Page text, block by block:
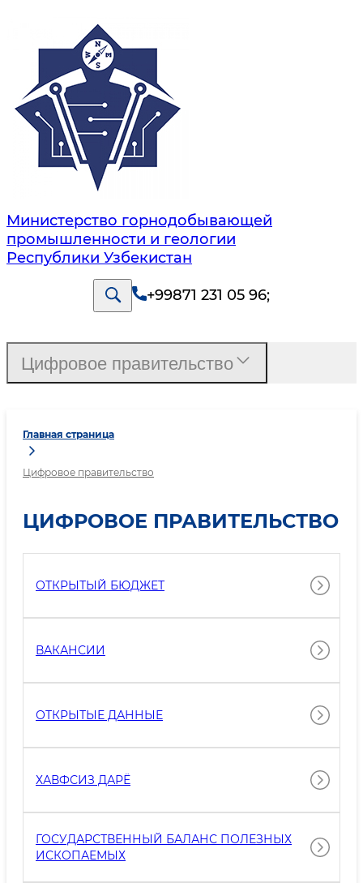
Министерство горнодобывающей
промышленности и геологии
Республики Узбекистан
+99871 231 05 96;
Главная страница
Цифровое правительство
ЦИФРОВОЕ ПРАВИТЕЛЬСТВО
ОТКРЫТЫЙ БЮДЖЕТ
ВАКАНСИИ
ОТКРЫТЫЕ ДАННЫЕ
ХАВФСИЗ ДАРЁ
ГОСУДАРСТВЕННЫЙ БАЛАНС ПОЛЕЗНЫХ
ИСКОПАЕМЫХ
Цифровое правительство